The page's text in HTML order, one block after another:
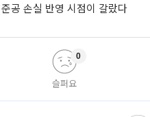
공 손실 반영 시점이 갈랐다
슬퍼요
0